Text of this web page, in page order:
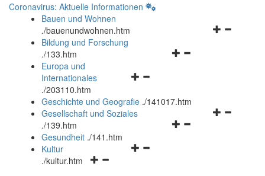
Coronavirus: Aktuelle Informationen
Bauen und Wohnen
./bauenundwohnen.htm
Navigationsmenü
Bildung und Forschung
./133.htm
Navigationsmenü
und
schließen
Europa und
Internationales
./203110.htm
Geschichte und Geografie ./141017.htm
Navigationsmenü
Gesellschaft und Soziales
./139.htm
Navigationsmenü
Gesundheit ./141.htm
Navigationsmenü
Kultur
./kultur.htm